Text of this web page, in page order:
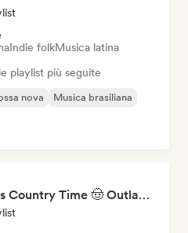
Indie folkMusica latina
playlist più seguite
nova
Musica brasiliana
Saddle Up, It's Country Time 🤠 Outlaw Country, Americana & Country Rock